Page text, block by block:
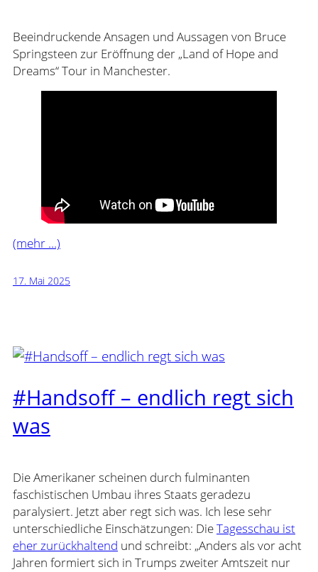
Beeindruckende Ansagen und Aussagen von Bruce
Springsteen zur Eröffnung der „Land of Hope and
Dreams“ Tour in Manchester.
(mehr …)
17. Mai 2025
#Handsoff – endlich regt sich
was
Die Amerikaner scheinen durch fulminanten
faschistischen Umbau ihres Staats geradezu
paralysiert. Jetzt aber regt sich was. Ich lese sehr
unterschiedliche Einschätzungen: DieTagesschau ist
eher zurückhaltend und schreibt: „Anders als vor acht
Jahren formiert sich in Trumps zweiter Amtszeit nur